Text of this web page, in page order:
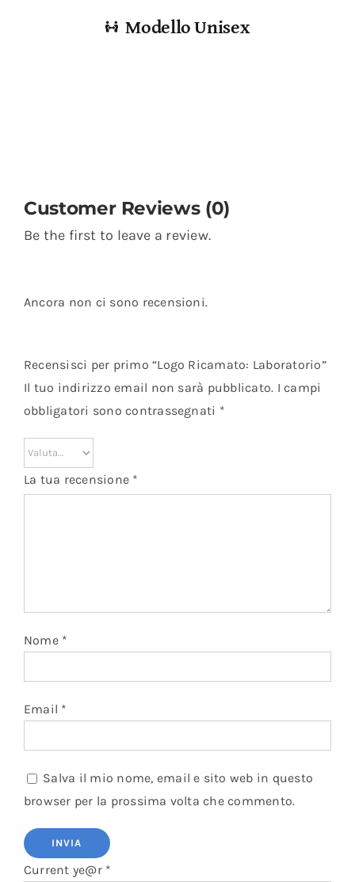
Modello Unisex
Customer Reviews (0)
Be the first to leave a review.
Ancora non ci sono recensioni.
Recensisci per primo “Logo Ricamato: Laboratorio”
Il tuo indirizzo email non sarà pubblicato. I campi
obbligatori sono contrassegnati *
La tua recensione *
Nome *
Email *
Salva il mio nome, email e sito web in questo
browser per la prossima volta che commento.
Current ye@r *